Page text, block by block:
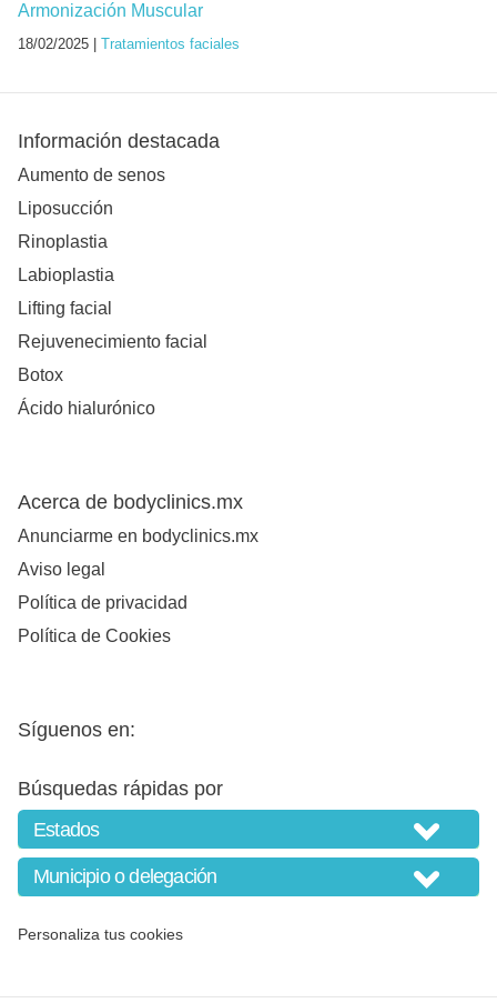
Armonización Muscular
18/02/2025 | Tratamientos faciales
Información destacada
Aumento de senos
Liposucción
Rinoplastia
Labioplastia
Lifting facial
Rejuvenecimiento facial
Botox
Ácido hialurónico
Acerca de bodyclinics.mx
Anunciarme en bodyclinics.mx
Aviso legal
Política de privacidad
Política de Cookies
Síguenos en:
Búsquedas rápidas por
Personaliza tus cookies